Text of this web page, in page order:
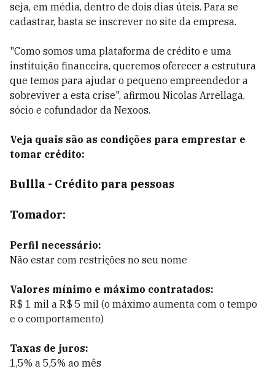
seja, em média, dentro de dois dias úteis. Para se
cadastrar, basta se inscrever no site da empresa.
"Como somos uma plataforma de crédito e uma
instituição financeira, queremos oferecer a estrutura
que temos para ajudar o pequeno empreendedor a
sobreviver a esta crise", afirmou Nicolas Arrellaga,
sócio e cofundador da Nexoos.
Veja quais são as condições para emprestar e
tomar crédito:
Bullla - Crédito para pessoas
Tomador:
Perfil necessário:
Não estar com restrições no seu nome
Valores mínimo e máximo contratados:
R$ 1 mil a R$ 5 mil (o máximo aumenta com o tempo
e o comportamento)
Taxas de juros:
1,5% a 5,5% ao mês